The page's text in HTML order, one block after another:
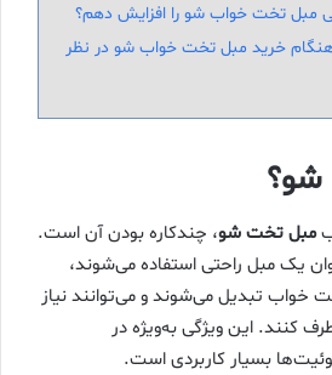
مبل تخت خواب شو را افزایش دهم؟
هنگام خرید مبل تخت خواب شو در نظر
شو؟
مبل تخت شو، چندکاره بودن آن است.
یک مبل راحتی استفاده می‌شوند،
خواب تبدیل می‌شوند و می‌توانند نیاز
کنند. این ویژگی به‌ویژه در
بسیار کاربردی است.